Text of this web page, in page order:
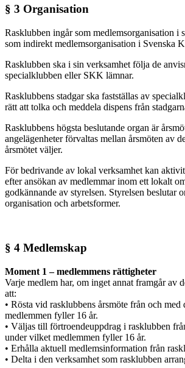
§ 3 Organisation
Rasklubben ingår som medlemsorganisation i
som indirekt medlemsorganisation i Svenska
Rasklubben ska i sin verksamhet följa de
specialklubben eller SKK lämnar.
Rasklubbens stadgar ska fastställas av
rätt att tolka och meddela dispens från
Rasklubbens högsta beslutande organ är
angelägenheter förvaltas mellan årsmöten av
årsmötet väljer.
För bedrivande av lokal verksamhet kan
efter ansökan av medlemmar inom ett lokalt
godkännande av styrelsen. Styrelsen beslutar
organisation och arbetsformer.
§ 4 Medlemskap
Moment 1 – medlemmens rättigheter
Varje medlem har, om inget annat framgår av
att:
• Rösta vid rasklubbens årsmöte från och
medlemmen fyller 16 år.
• Väljas till förtroendeuppdrag i rasklubben
under vilket medlemmen fyller 16 år.
• Erhålla aktuell medlemsinformation från
• Delta i den verksamhet som rasklubben